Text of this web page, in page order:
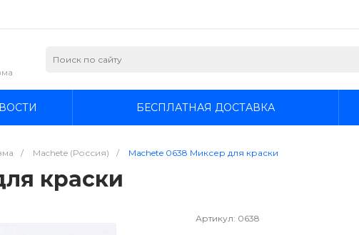
БЕСПЛАТНАЯ ДОСТАВКА
/ Machete (Россия) / Machete 0638 Миксер для краски
краски
Артикул: 0638